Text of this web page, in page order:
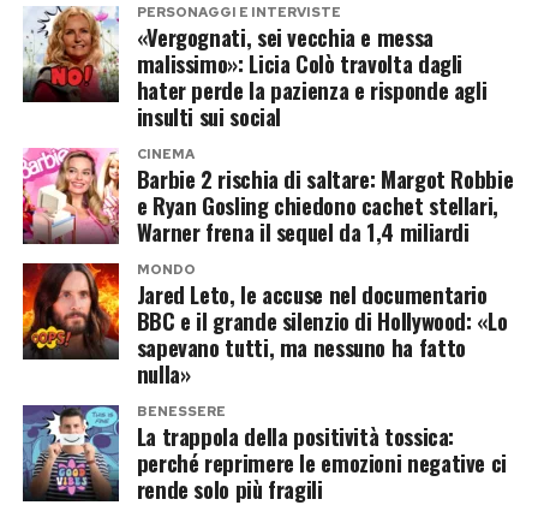
vetro ben sigillato, dove si manterranno
fragranti per diverse settimane.
Post Views: 238
Burrata, pesche e pistacchi: il
grande classico dell’estate
La burrata è ormai una delle regine della cucina
estiva. Abbinata a pesche mature grigliate,
basilico fresco, pistacchi tritati e un filo di miele
al rosmarino crea un piatto raffinato, pronto in
meno di dieci minuti.
Il contrasto tra la cremosità del formaggio, la
dolcezza della frutta e la nota croccante della
frutta secca rende questa insalata perfetta
anche come antipasto elegante.
PERSONAGGI E INTERVISTE
«Vergognati, sei vecchia e messa
malissimo»: Licia Colò travolta dagli
hater perde la pazienza e risponde agli
insulti sui social
CINEMA
Barbie 2 rischia di saltare: Margot Robbie
e Ryan Gosling chiedono cachet stellari,
Warner frena il sequel da 1,4 miliardi
MONDO
Jared Leto, le accuse nel documentario
BBC e il grande silenzio di Hollywood: «Lo
sapevano tutti, ma nessuno ha fatto
nulla»
BENESSERE
La trappola della positività tossica:
perché reprimere le emozioni negative ci
rende solo più fragili